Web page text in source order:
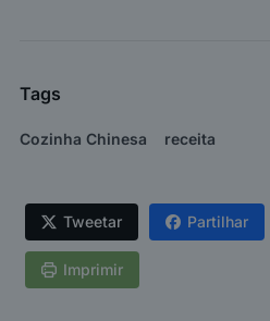
Tags
Cozinha Chinesa receita
Tweetar Partilhar
Imprimir